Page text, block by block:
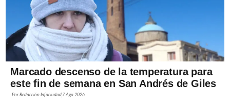
Marcado descenso de la temperatura para
este fin de semana en San Andrés de Giles
PorRedacción Infociudad 7 Ago 2026